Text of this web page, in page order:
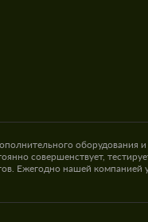
совершенствует,
Ежегодно нашей